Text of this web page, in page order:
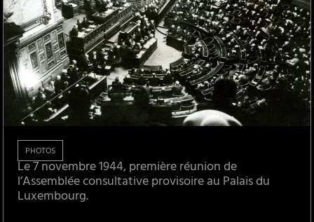
PHOTOS
Le 7 novembre 1944, première réunion de
l’Assemblée consultative provisoire au Palais du
Luxembourg.